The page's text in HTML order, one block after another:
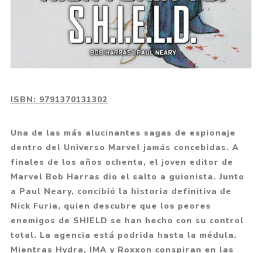
ISBN: 9791370131302
Una de las más alucinantes sagas de espionaje
dentro del Universo Marvel jamás concebidas. A
finales de los años ochenta, el joven editor de
Marvel Bob Harras dio el salto a guionista. Junto
a Paul Neary, concibió la historia definitiva de
Nick Furia, quien descubre que los peores
enemigos de SHIELD se han hecho con su control
total. La agencia está podrida hasta la médula.
Mientras Hydra, IMA y Roxxon conspiran en las